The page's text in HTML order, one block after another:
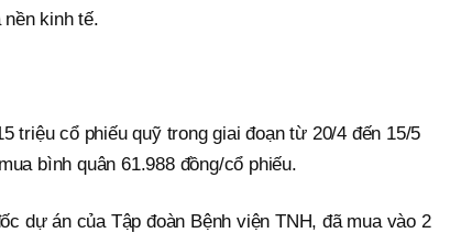
kinh tế.
triệu cổ phiếu quỹ trong giai đoạn từ 20/4 đến 15/5
bình quân 61.988 đồng/cổ phiếu.
dự án của Tập đoàn Bệnh viện TNH, đã mua vào 2